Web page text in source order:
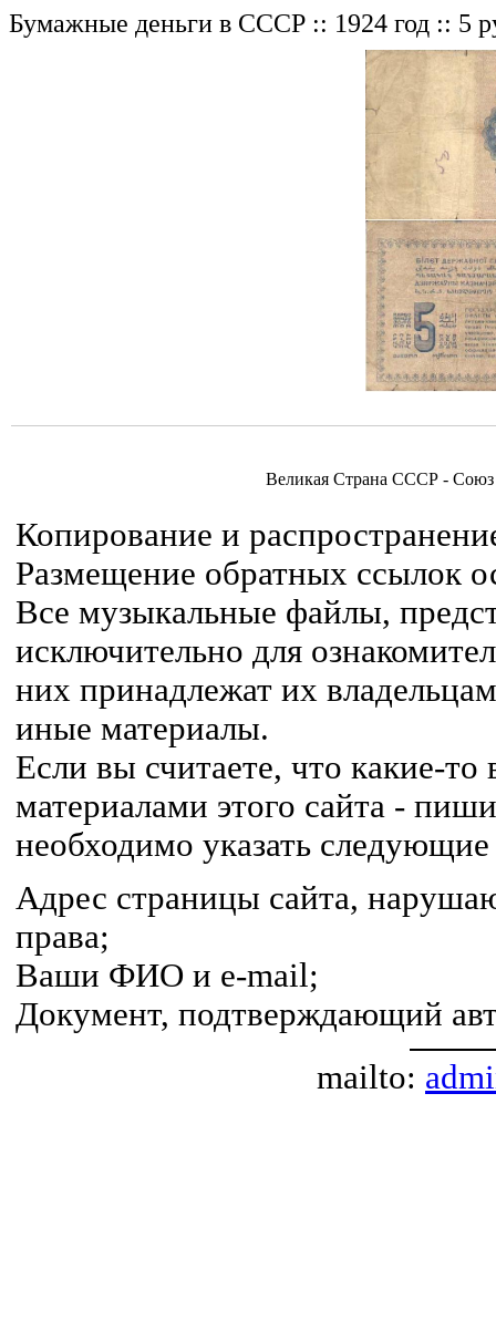
Бумажные деньги в СССР :: 1924 год :: 5
Великая Страна СССР - Союз
Копирование и
Размещение обратных ссылок
Все музыкальные файлы,
исключительно для
них принадлежат их
иные материалы.
Если вы считаете, что какие-
материалами этого сайта -
необходимо указать
Адрес страницы сайта,
права;
Ваши ФИО и e-mail;
Документ, подтверждающий
mailto: